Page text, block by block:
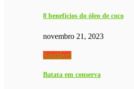
8 benefícios do óleo de coco
novembro 21, 2023
Saudável
Batata em conserva